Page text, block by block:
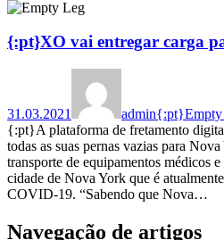
{:pt}XO vai entregar carga
31.03.2021 admin{:pt}Empty
{:pt}A plataforma de fretamento
todas as suas pernas vazias para
transporte de equipamentos médicos
cidade de Nova York que é
COVID-19. “Sabendo que Nova…
Navegação de artigos